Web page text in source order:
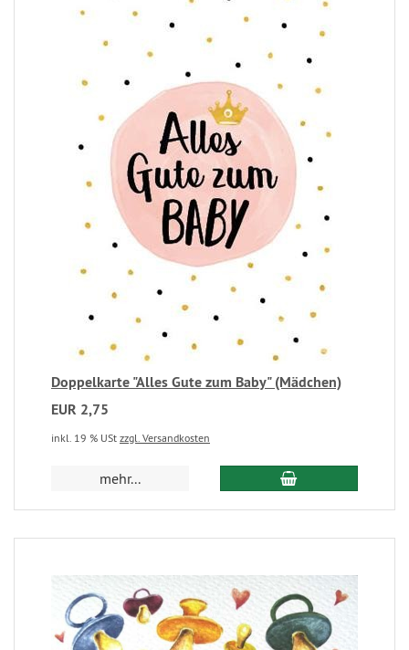
Doppelkarte "Alles Gute zum Baby" (Mädchen)
EUR 2,75
inkl. 19 % USt zzgl. Versandkosten
mehr...